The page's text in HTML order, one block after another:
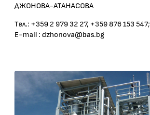
ДЖОНОВА-АТАНАСОВА
Тел.: +359 2 979 32 27, +359 876 153 547;
E-mail : dzhonova@bas.bg